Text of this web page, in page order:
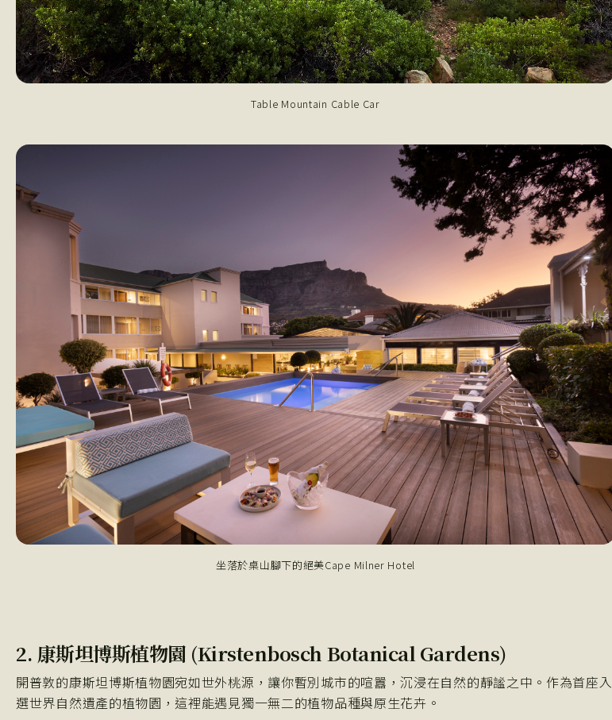
Table Mountain Cable Car
坐落於桌山腳下的絕美Cape Milner Hotel
2. 康斯坦博斯植物園 (Kirstenbosch Botanical Gardens)
開普敦的康斯坦博斯植物園宛如世外桃源，讓你暫別城市的喧囂，沉浸在自然的靜謐之中。作為首座入
選世界自然遺產的植物園，這裡能遇見獨一無二的植物品種與原生花卉。